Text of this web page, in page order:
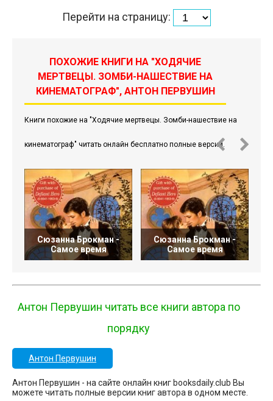
Перейти на страницу:
ПОХОЖИЕ КНИГИ НА "ХОДЯЧИЕ
МЕРТВЕЦЫ. ЗОМБИ-НАШЕСТВИЕ НА
КИНЕМАТОГРАФ", АНТОН ПЕРВУШИН
Книги похожие на "Ходячие мертвецы. Зомби-нашествие на
кинематограф" читать онлайн бесплатно полные версии.
Сюзанна Брокман -
Самое время
Сюзанна Брокман -
Самое время
Антон Первушин читать все книги автора по
порядку
Антон Первушин
Антон Первушин - на сайте онлайн книг booksdaily.club Вы
можете читать полные версии книг автора в одном месте.